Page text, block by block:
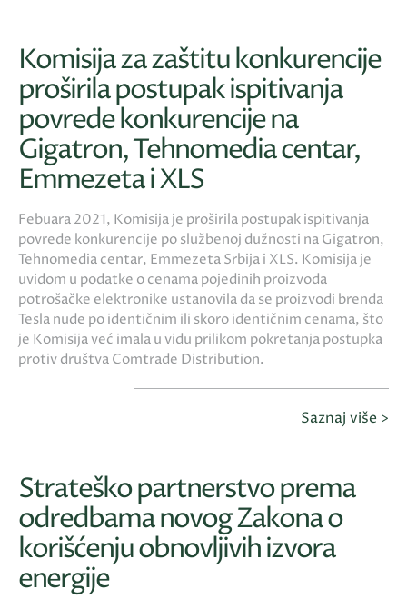
Komisija za zaštitu konkurencije
proširila postupak ispitivanja
povrede konkurencije na
Gigatron, Tehnomedia centar,
Emmezeta i XLS
Febuara 2021, Komisija je proširila postupak ispitivanja
povrede konkurencije po službenoj dužnosti na Gigatron,
Tehnomedia centar, Emmezeta Srbija i XLS. Komisija je
uvidom u podatke o cenama pojedinih proizvoda
potrošačke elektronike ustanovila da se proizvodi brenda
Tesla nude po identičnim ili skoro identičnim cenama, što
je Komisija već imala u vidu prilikom pokretanja postupka
protiv društva Comtrade Distribution.
Saznaj više >
Strateško partnerstvo prema
odredbama novog Zakona o
korišćenju obnovljivih izvora
energije